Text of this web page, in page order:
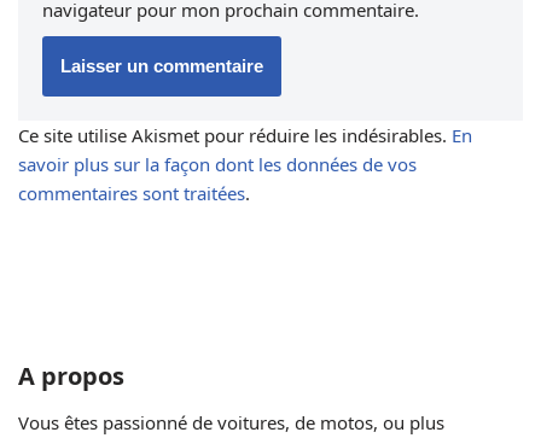
navigateur pour mon prochain commentaire.
Ce site utilise Akismet pour réduire les indésirables. En
savoir plus sur la façon dont les données de vos
commentaires sont traitées.
A propos
Vous êtes passionné de voitures, de motos, ou plus